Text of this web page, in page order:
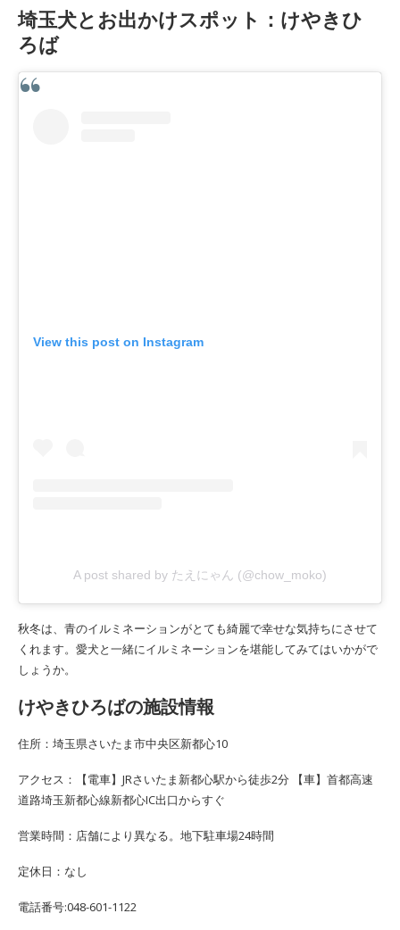
埼玉犬とお出かけスポット：けやきひ
ろば
View this post on Instagram
A post shared by たえにゃん (@chow_moko)
秋冬は、青のイルミネーションがとても綺麗で幸せな気持ちにさせて
くれます。愛犬と一緒にイルミネーションを堪能してみてはいかがで
しょうか。
けやきひろばの施設情報
住所：埼玉県さいたま市中央区新都心10
アクセス：【電車】JRさいたま新都心駅から徒歩2分 【車】首都高速
道路埼玉新都心線新都心IC出口からすぐ
営業時間：店舗により異なる。地下駐車場24時間
定休日：なし
電話番号:048-601-1122